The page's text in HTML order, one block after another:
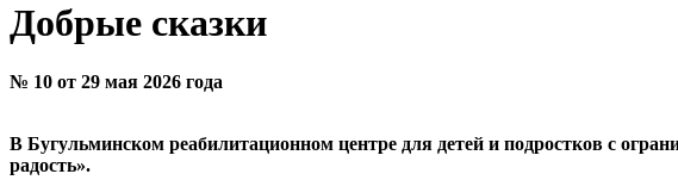
Добрые сказки
№ 10 от 29 мая 2026 года
В Бугульминском реабилитационном центре для детей и подростков с
радость».